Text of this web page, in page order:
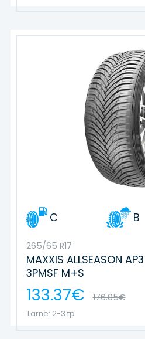
C B
265/65 R17
MAXXIS ALLSEASON
3PMSF M+S
133.37€ 176.05€
Tarne: 2-3 tp